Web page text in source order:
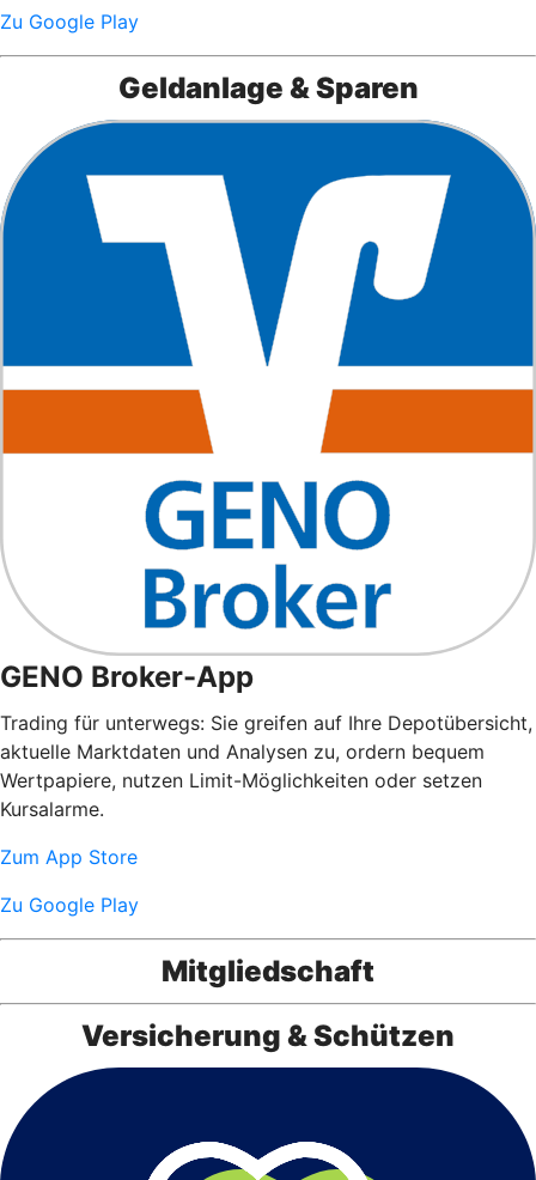
Zu Google Play
Geldanlage & Sparen
GENO Broker-App
Trading für unterwegs: Sie greifen auf Ihre Depotübersicht,
aktuelle Marktdaten und Analysen zu, ordern bequem
Wertpapiere, nutzen Limit-Möglichkeiten oder setzen
Kursalarme.
Zum App Store
Zu Google Play
Mitgliedschaft
Versicherung & Schützen